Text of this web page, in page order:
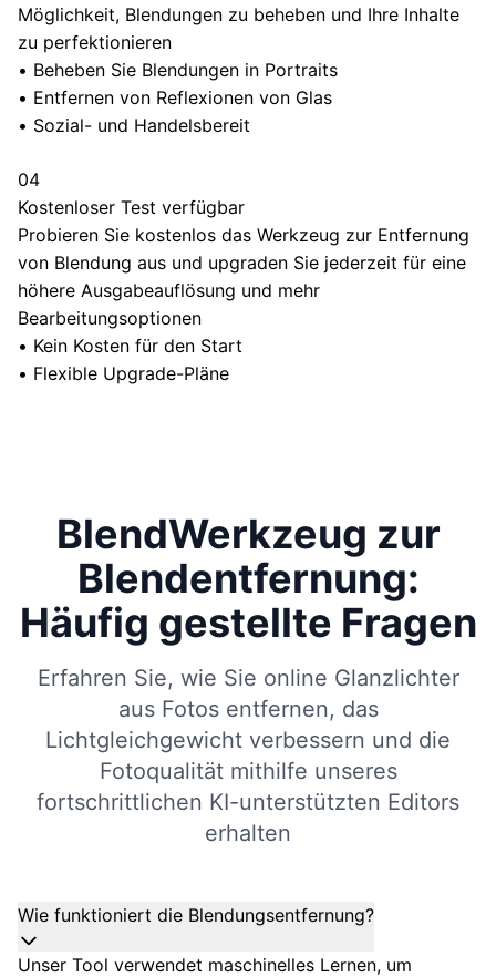
Möglichkeit, Blendungen zu beheben und Ihre Inhalte
zu perfektionieren
• Beheben Sie Blendungen in Portraits
• Entfernen von Reflexionen von Glas
• Sozial- und Handelsbereit
04
Kostenloser Test verfügbar
Probieren Sie kostenlos das Werkzeug zur Entfernung
von Blendung aus und upgraden Sie jederzeit für eine
höhere Ausgabeauflösung und mehr
Bearbeitungsoptionen
• Kein Kosten für den Start
• Flexible Upgrade-Pläne
BlendWerkzeug zur
Blendentfernung:
Häufig gestellte Fragen
Erfahren Sie, wie Sie online Glanzlichter
aus Fotos entfernen, das
Lichtgleichgewicht verbessern und die
Fotoqualität mithilfe unseres
fortschrittlichen KI-unterstützten Editors
erhalten
Wie funktioniert die Blendungsentfernung?
Unser Tool verwendet maschinelles Lernen, um